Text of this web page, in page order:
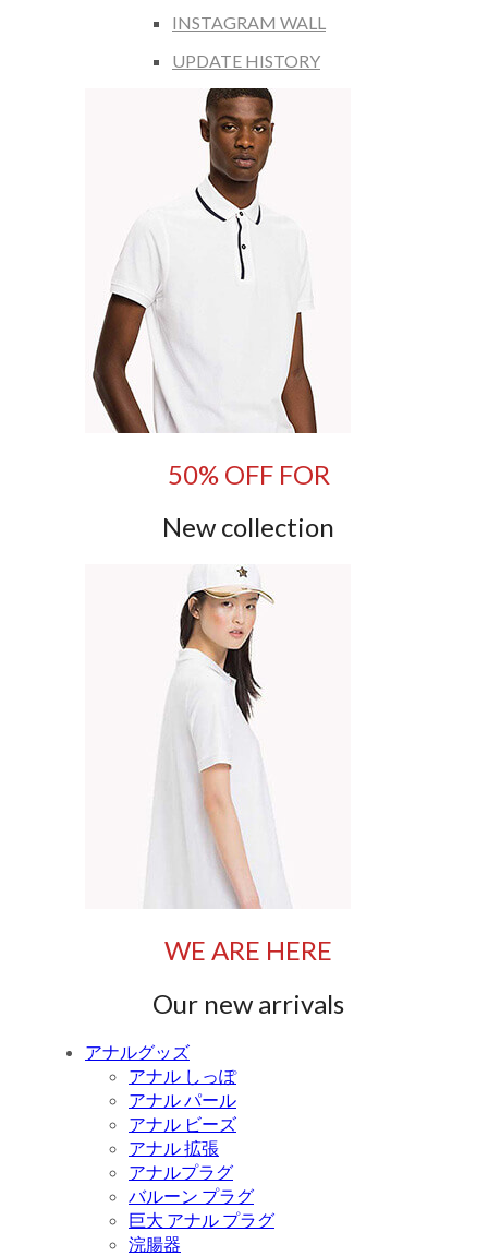
INSTAGRAM WALL
UPDATE HISTORY
50% OFF FOR
New collection
WE ARE HERE
Our new arrivals
アナルグッズ
アナル しっぽ
アナル パール
アナル ビーズ
アナル 拡張
アナルプラグ
バルーン プラグ
巨大 アナル プラグ
浣腸器